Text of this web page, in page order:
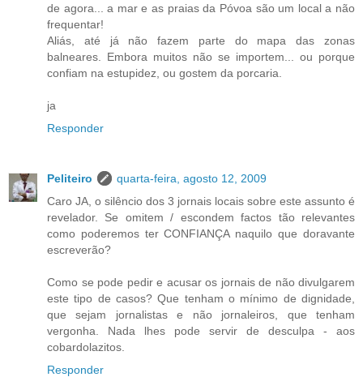
de agora... a mar e as praias da Póvoa são um local a não
frequentar!
Aliás, até já não fazem parte do mapa das zonas
balneares. Embora muitos não se importem... ou porque
confiam na estupidez, ou gostem da porcaria.
ja
Responder
Peliteiro
quarta-feira, agosto 12, 2009
Caro JA, o silêncio dos 3 jornais locais sobre este assunto é
revelador. Se omitem / escondem factos tão relevantes
como poderemos ter CONFIANÇA naquilo que doravante
escreverão?
Como se pode pedir e acusar os jornais de não divulgarem
este tipo de casos? Que tenham o mínimo de dignidade,
que sejam jornalistas e não jornaleiros, que tenham
vergonha. Nada lhes pode servir de desculpa - aos
cobardolazitos.
Responder